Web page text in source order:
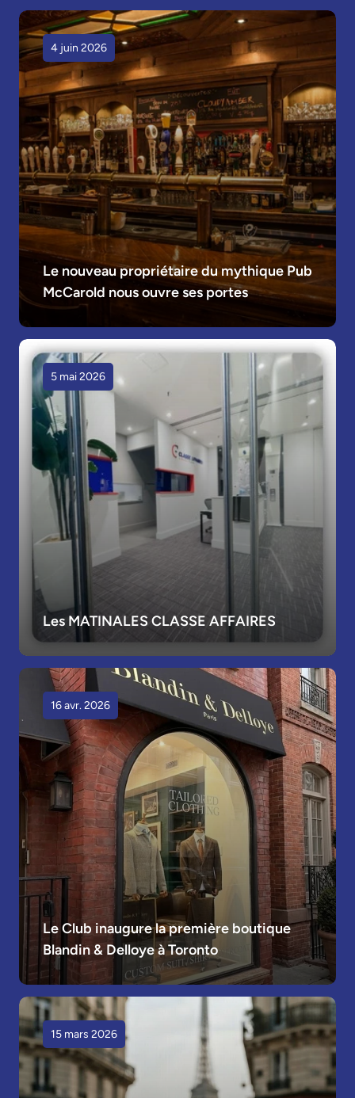
4 juin 2026
Le nouveau propriétaire du mythique Pub
McCarold nous ouvre ses portes
5 mai 2026
Les MATINALES CLASSE AFFAIRES
16 avr. 2026
Le Club inaugure la première boutique
Blandin & Delloye à Toronto
15 mars 2026